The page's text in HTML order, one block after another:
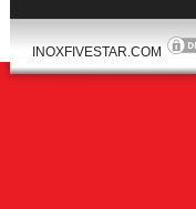
INOXFIVESTAR.COM